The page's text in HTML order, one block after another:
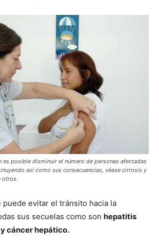
es posible disminuir el número de personas afectadas
así como sus consecuencias, véase cirrosis y
otros.
puede evitar el tránsito hacia la
sus secuelas como son hepatitis
cáncer hepático.